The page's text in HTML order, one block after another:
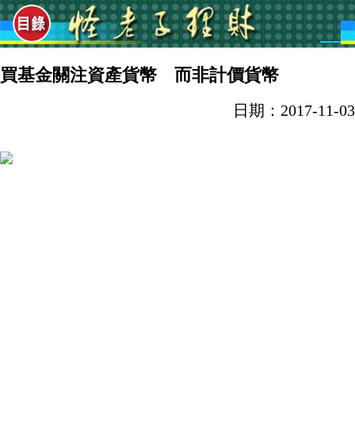
買基金關注資產貨幣 而非計價貨幣
日期：2017-11-03